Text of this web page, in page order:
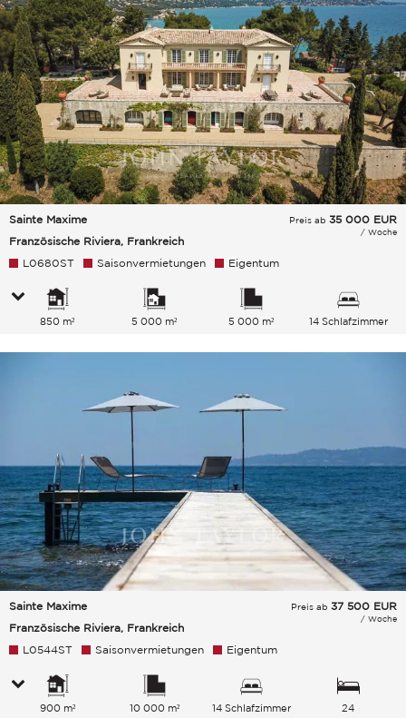
Sainte Maxime
Französische Riviera, Frankreich
Preis ab 35 000 EUR
/ Woche
L0680ST Saisonvermietungen Eigentum
850 m² 5 000 m² 5 000 m² 14 Schlafzimmer
Sainte Maxime
Französische Riviera, Frankreich
Preis ab 37 500 EUR
/ Woche
L0544ST Saisonvermietungen Eigentum
900 m² 10 000 m² 14 Schlafzimmer
24